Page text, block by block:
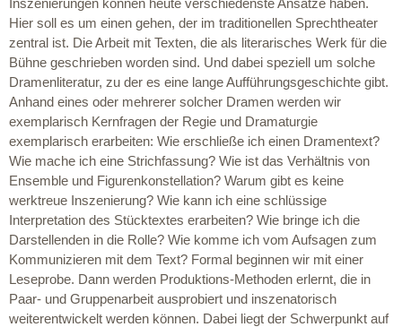
Hier soll es um einen gehen, der im traditionellen Sprechtheater
zentral ist. Die Arbeit mit Texten, die als literarisches Werk für die
Bühne geschrieben worden sind. Und dabei speziell um solche
Dramenliteratur, zu der es eine lange Aufführungsgeschichte gibt.
Anhand eines oder mehrerer solcher Dramen werden wir
exemplarisch Kernfragen der Regie und Dramaturgie
exemplarisch erarbeiten: Wie erschließe ich einen Dramentext?
Wie mache ich eine Strichfassung? Wie ist das Verhältnis von
Ensemble und Figurenkonstellation? Warum gibt es keine
werktreue Inszenierung? Wie kann ich eine schlüssige
Interpretation des Stücktextes erarbeiten? Wie bringe ich die
Darstellenden in die Rolle? Wie komme ich vom Aufsagen zum
Kommunizieren mit dem Text? Formal beginnen wir mit einer
Leseprobe. Dann werden Produktions-Methoden erlernt, die in
Paar- und Gruppenarbeit ausprobiert und inszenatorisch
weiterentwickelt werden können. Dabei liegt der Schwerpunkt auf